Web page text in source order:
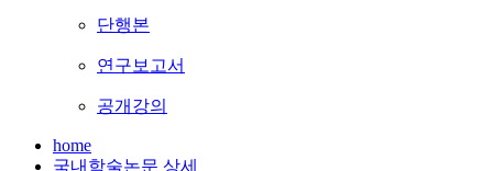
단행본
연구보고서
공개강의
home
국내학술논문 상세